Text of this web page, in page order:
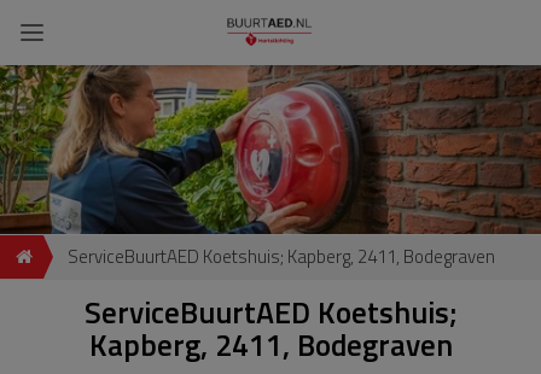
ServiceBuurtAED Koetshuis; Kapberg, 2411, Bodegraven
ServiceBuurtAED Koetshuis;
Kapberg, 2411, Bodegraven